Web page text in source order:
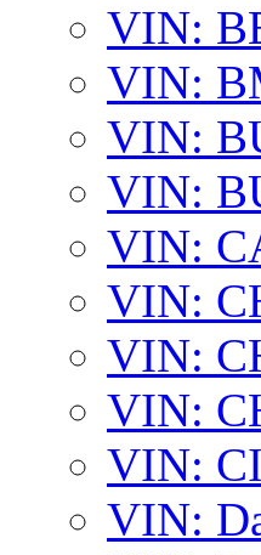
VIN:
VIN:
VIN:
VIN:
VIN:
VIN:
VIN:
VIN:
VIN:
VIN: